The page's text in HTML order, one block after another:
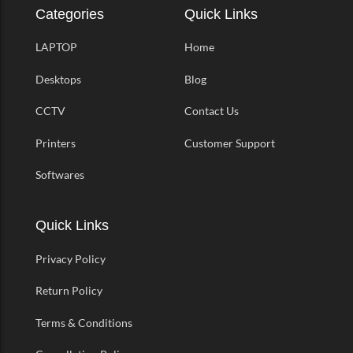
Categories
LAPTOP
Desktops
CCTV
Printers
Softwares
Quick Links
Home
Blog
Contact Us
Customer Support
Quick Links
Privacy Policy
Return Policy
Terms & Conditions